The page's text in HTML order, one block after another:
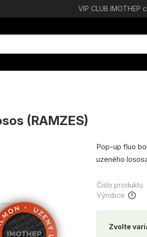
VIP CLUB IMOTHEP
(RAMZES)
Pop-up fluo
uzeného
Číslo produktu
Výrobce
Zvolte